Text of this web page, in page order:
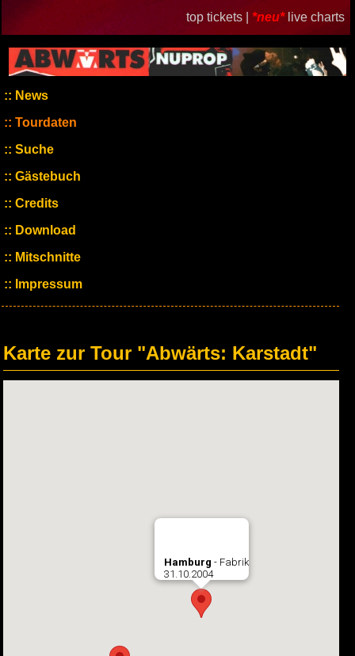
top tickets | *neu* live charts
News
Tourdaten
Suche
Gästebuch
Credits
Download
Mitschnitte
Impressum
Karte zur Tour "Abwärts: Karstadt"
Hamburg - Fabrik
31.10.2004